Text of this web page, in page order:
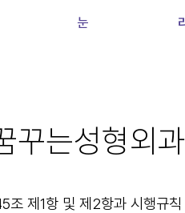
눈
꾸는성형외
조 제1항 및 제2항과 시행규